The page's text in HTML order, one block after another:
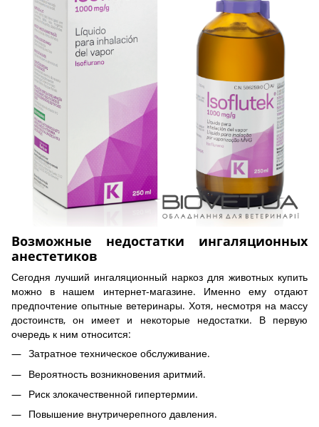
Возможные недостатки ингаляционных
анестетиков
Сегодня лучший ингаляционный наркоз для животных купить
можно в нашем интернет-магазине. Именно ему отдают
предпочтение опытные ветеринары. Хотя, несмотря на массу
достоинств, он имеет и некоторые недостатки. В первую
очередь к ним относится:
Затратное техническое обслуживание.
Вероятность возникновения аритмий.
Риск злокачественной гипертермии.
Повышение внутричерепного давления.